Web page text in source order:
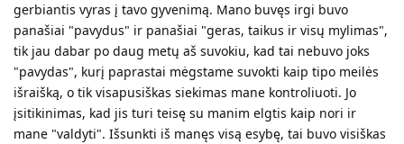
gerbiantis vyras į tavo gyvenimą. Mano buvęs irgi buvo
panašiai "pavydus" ir panašiai "geras, taikus ir visų mylimas",
tik jau dabar po daug metų aš suvokiu, kad tai nebuvo joks
"pavydas", kurį paprastai mėgstame suvokti kaip tipo meilės
išraišką, o tik visapusiškas siekimas mane kontroliuoti. Jo
įsitikinimas, kad jis turi teisę su manim elgtis kaip nori ir
mane "valdyti". Išsunkti iš manęs visą esybę, tai buvo visiškas